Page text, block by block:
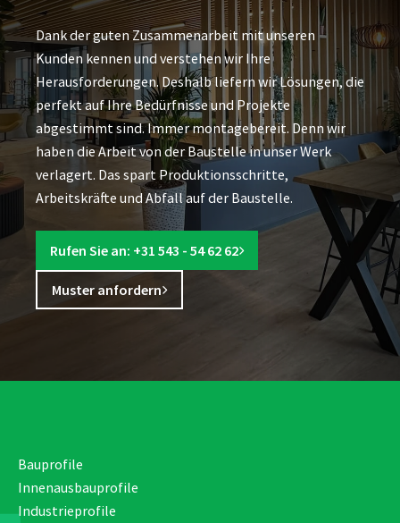
Dank der guten Zusammenarbeit mit unseren
Kunden kennen und verstehen wir Ihre
Herausforderungen. Deshalb liefern wir Lösungen, die
perfekt auf Ihre Bedürfnisse und Projekte
abgestimmt sind. Immer montagebereit. Denn wir
haben die Arbeit von der Baustelle in unser Werk
verlagert. Das spart Produktionsschritte,
Arbeitskräfte und Abfall auf der Baustelle.
Rufen Sie an: +31 543 - 54 62 62
Muster anfordern
Bauprofile
Innenausbauprofile
Industrieprofile